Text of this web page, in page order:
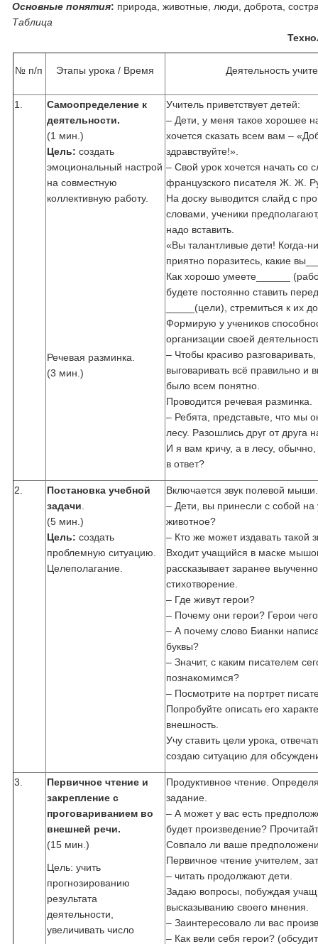
Основные понятия: природа, животные, люди, доброта,
Таблица
№ п/п Этапы урока / Время Деятельность
1.
Самоопределение к
деятельности.
(1 мин.)
Цель: создать
эмоциональный настрой
на совместную
коллективную работу.
Речевая разминка.
(3 мин.)
Учитель приветствует детей:
– Дети, у меня такое хорошее
хочется сказать всем вам –
здравствуйте!».
– Свой урок хочется начать со
французского писателя Ж. Ж.
На доску выводится слайд с
словами, ученики
надо вставить.
«Вы талантливые дети! Когда-
приятно поразитесь, какие
Как хорошо умеете______
будете постоянно ставить
_____(цели), стремиться к их
Формирую у учеников
организации своей
– Чтобы красиво
выговаривать всё правильно и
было всем понятно.
Проводится речевая разминка.
– Ребята, представьте, что мы
лесу. Разошлись друг от друга
И я вам кричу, а в лесу,
в ответ?
2.
Постановка учебной
задачи
(5 мин.)
Цель: создать
проблемную ситуацию.
Целеполагание.
Включается звук полевой мыши.
– Дети, вы принесли с собой на
животное?
– Кто же может издавать такой
Входит учащийся в маске
рассказывает заранее
стихотворение.
– Где живут герои?
– Почему они герои? Герои
– А почему слово Бианки
буквы?
– Значит, с каким писателем
познакомимся?
– Посмотрите на портрет
Попробуйте описать его
внешность.
Учу ставить цели урока,
создаю ситуацию для
3.
Первичное чтение и
закрепление с
проговариванием во
внешней речи.
(15 мин.)
Цель: учить
прогнозированию
результата
деятельности,
увеличивать число
Продуктивное чтение.
задание.
– А может у вас есть
будет произведение?
Совпало ли ваше
Первичное чтение учителем,
– читать продолжают дети.
Задаю вопросы, побуждая
высказыванию своего мнения.
– Заинтересовало ли вас
– Как вели себя герои?